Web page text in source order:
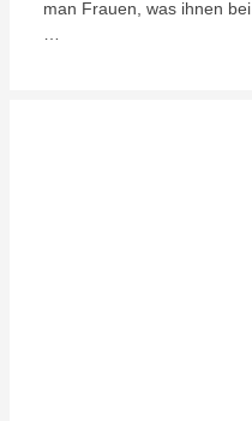
man Frauen, was ihnen